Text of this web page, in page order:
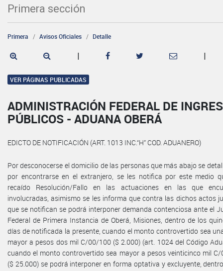
Primera sección
Primera Avisos Oficiales Detalle
| |
VER PÁGINAS PUBLICADAS
ADMINISTRACIÓN FEDERAL DE
PÚBLICOS - ADUANA OBERÁ
EDICTO DE NOTIFICACIÓN (ART. 1013 INC.“H” COD. ADUANERO)
Por desconocerse el domicilio de las personas que más abajo se
por encontrarse en el extranjero, se les notifica por este medio
recaído Resolución/Fallo en las actuaciones en las que
involucradas, asimismo se les informa que contra las dichos actos
que se notifican se podrá interponer demanda contenciosa ante el
Federal de Primera Instancia de Oberá, Misiones, dentro de los
días de notificada la presente, cuando el monto controvertido sea
mayor a pesos dos mil C/00/100 ($ 2.000) (art. 1024 del Código
cuando el monto controvertido sea mayor a pesos veinticinco mil
($ 25.000) se podrá interponer en forma optativa y excluyente,